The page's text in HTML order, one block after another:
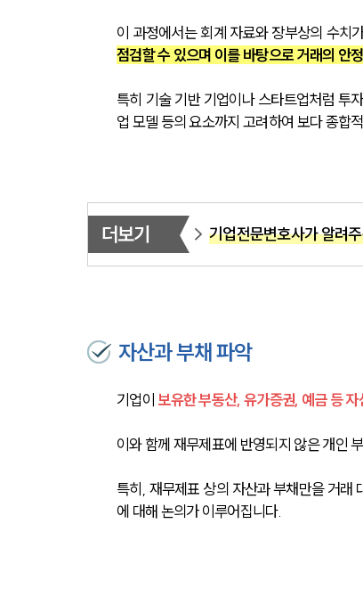
이 과정에서는 회계 자료와 장부상의 수치
점검할 수 있으며 이를 바탕으로 거래의 안
특히 기술 기반 기업이나 스타트업처럼 투
업 모델 등의 요소까지 고려하여 보다 종합
더보기 기업전문변호사가 알려
자산과 부채 파악
기업이 보유한 부동산, 유가증권, 예금 등
이와 함께 재무제표에 반영되지 않은 개인
특히, 재무제표 상의 자산과 부채만을 거래
에 대해 논의가 이루어집니다.